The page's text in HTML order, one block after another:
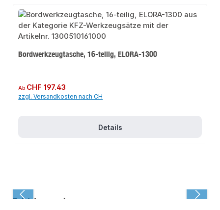
Bordwerkzeugtasche, 16-teilig, ELORA-1300
Regulärer Preis:
Ab CHF 197.43
zzgl. Versandkosten nach CH
Details
Zuletzt angesehen: